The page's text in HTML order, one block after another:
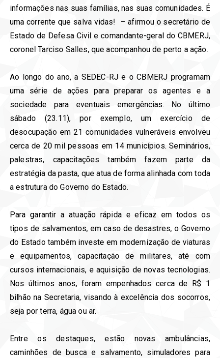
informações nas suas famílias, nas suas comunidades. É
uma corrente que salva vidas! – afirmou o secretário de
Estado de Defesa Civil e comandante-geral do CBMERJ,
coronel Tarciso Salles, que acompanhou de perto a ação.
Ao longo do ano, a SEDEC-RJ e o CBMERJ programam
uma série de ações para preparar os agentes e a
sociedade para eventuais emergências. No último
sábado (23.11), por exemplo, um exercício de
desocupação em 21 comunidades vulneráveis envolveu
cerca de 20 mil pessoas em 14 municípios. Seminários,
palestras, capacitações também fazem parte da
estratégia da pasta, que atua de forma alinhada com toda
a estrutura do Governo do Estado.
Para garantir a atuação rápida e eficaz em todos os
tipos de salvamentos, em caso de desastres, o Governo
do Estado também investe em modernização de viaturas
e equipamentos, capacitação de militares, até com
cursos internacionais, e aquisição de novas tecnologias.
Nos últimos anos, foram empenhados cerca de R$ 1
bilhão na Secretaria, visando à excelência dos socorros,
seja por terra, água ou ar.
Entre os destaques, estão novas ambulâncias,
caminhões de busca e salvamento, simuladores para